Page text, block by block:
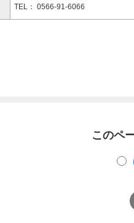
TEL： 0566-91-6066
このペ